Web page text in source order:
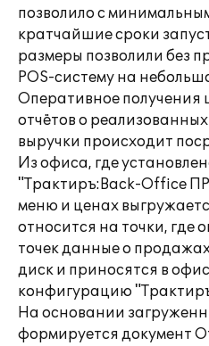
позволило с
кратчайшие сроки
размеры позволили без
POS-систему на
Оперативное
отчётов о
выручки происходит
Из офиса, где
"Трактиръ:Back-Office
меню и ценах
относится на точки, где
точек данные о
диск и приносятся в
конфигурацию
На основании
формируется документ